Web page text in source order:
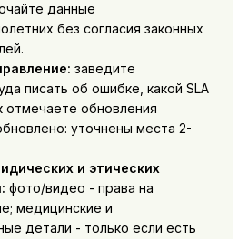
данные
без согласия законных
заведите
писать об ошибке, какой SLA
отмечаете обновления
уточнены места 2-
и этических
фото/видео - права на
медицинские и
детали - только если есть